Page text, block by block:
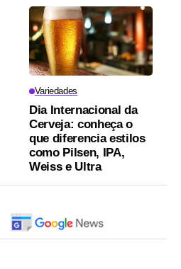
Variedades
Dia Internacional da
Cerveja: conheça o
que diferencia estilos
como Pilsen, IPA,
Weiss e Ultra